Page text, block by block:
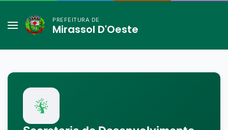
PREFEITURA DE
Mirassol D'Oeste